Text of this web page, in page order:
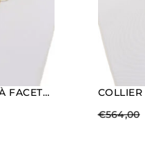
COLLIERS COURTS À FACETTES EN CITRINE
€564,00